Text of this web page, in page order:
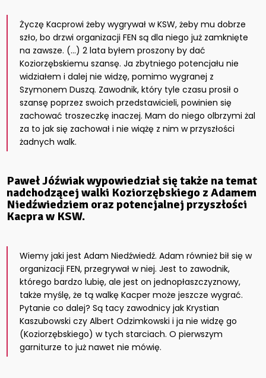
Życzę Kacprowi żeby wygrywał w KSW, żeby mu dobrze
szło, bo drzwi organizacji FEN są dla niego już zamknięte
na zawsze. (…) 2 lata byłem proszony by dać
Koziorzębskiemu szansę. Ja zbytniego potencjału nie
widziałem i dalej nie widzę, pomimo wygranej z
Szymonem Duszą. Zawodnik, który tyle czasu prosił o
szansę poprzez swoich przedstawicieli, powinien się
zachować troszeczkę inaczej. Mam do niego olbrzymi żal
za to jak się zachował i nie wiążę z nim w przyszłości
żadnych walk.
Paweł Jóźwiak wypowiedział się także na temat
nadchodzącej walki Koziorzębskiego z Adamem
Niedźwiedziem oraz potencjalnej przyszłości
Kacpra w KSW.
Wiemy jaki jest Adam Niedźwiedź. Adam również bił się w
organizacji FEN, przegrywał w niej. Jest to zawodnik,
którego bardzo lubię, ale jest on jednopłaszczyznowy,
także myślę, że tą walkę Kacper może jeszcze wygrać.
Pytanie co dalej? Są tacy zawodnicy jak Krystian
Kaszubowski czy Albert Odzimkowski i ja nie widzę go
(Koziorzębskiego) w tych starciach. O pierwszym
garniturze to już nawet nie mówię.